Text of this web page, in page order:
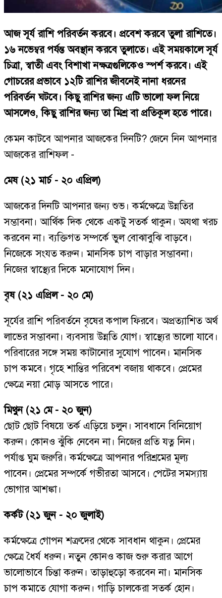
আজ সূর্য রাশি পরিবর্তন করবে। প্রবেশ করবে তুলা রাশিতে।
১৬ নভেম্বর পর্যন্ত অবস্থান করবে তুলাতে। এই সময়কালে সূর্য
চিত্রা, স্বাতী এবং বিশাখা নক্ষত্রগুলিকেও স্পর্শ করবে। এই
গোচরের প্রভাবে ১২টি রাশির জীবনেই নানা ধরনের
পরিবর্তন ঘটবে। কিছু রাশির জন্য এটি ভালো ফল নিয়ে
আসলেও, কিছু রাশির জন্য তা মিশ্র বা প্রতিকূল হতে পারে।
কেমন কাটবে আপনার আজকের দিনটি? জেনে নিন আপনার
আজকের রাশিফল -
মেষ (২১ মার্চ - ২০ এপ্রিল)
আজকের দিনটি আপনার জন্য শুভ। কর্মক্ষেত্রে উন্নতির
সম্ভাবনা। আর্থিক দিক থেকে একটু সতর্ক থাকুন। অযথা খরচ
করবেন না। ব্যক্তিগত সম্পর্কে ভুল বোঝাবুঝি বাড়বে।
নিজেকে সংযত করুন। মানসিক চাপ বাড়ার সম্ভাবনা।
নিজের স্বাস্থ্যের দিকে মনোযোগ দিন।
বৃষ (২১ এপ্রিল - ২০ মে)
সূর্যের রাশি পরিবর্তনে বৃষের কপাল ফিরবে। অপ্রত্যাশিত অর্থ
লাভের সম্ভাবনা। ব্যবসায় উন্নতি যোগ। স্বাস্থ্যের ভালো যাবে।
পরিবারের সঙ্গে সময় কাটানোর সুযোগ পাবেন। মানসিক
চাপ কমবে। গৃহে শান্তির পরিবেশ বজায় থাকবে। প্রেমের
ক্ষেত্রে নয়া মোড় আসতে পারে।
মিথুন (২১ মে - ২০ জুন)
ছোট ছোট বিষয়ে তর্ক এড়িয়ে চলুন। সাবধানে বিনিয়োগ
করুন। কোনও ঝুঁকি নেবেন না। নিজের প্রতি যত্ন নিন।
পর্যাপ্ত ঘুম জরুরি। কর্মক্ষেত্রে আপনার পরিশ্রমের মূল্য
পাবেন। প্রেমের সম্পর্কে গভীরতা আসবে। পেটের সমস্যায়
ভোগার আশঙ্কা।
কর্কট (২১ জুন - ২০ জুলাই)
কর্মক্ষেত্রে গোপন শত্রুদের থেকে সাবধান থাকুন। প্রেমের
ক্ষেত্রে ধৈর্য ধরুন। নতুন কোনও কাজ শুরু করার আগে
ভালোভাবে চিন্তা করুন। তাড়াহুড়ো করবেন না। মানসিক
চাপ কমাতে যোগা করুন। গাড়ি চালকেরা সতর্ক হোন।